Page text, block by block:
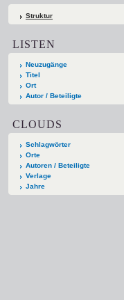
Struktur
LISTEN
Neuzugänge
Titel
Ort
Autor / Beteiligte
CLOUDS
Schlagwörter
Orte
Autoren / Beteiligte
Verlage
Jahre